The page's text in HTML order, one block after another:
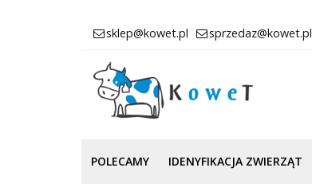
sklep@kowet.pl sprzedaz@kowet.pl
POLECAMY IDENYFIKACJA ZWIERZĄT